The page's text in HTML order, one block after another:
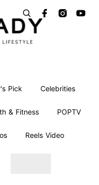
Pick Celebrities
& Fitness POPTV
Reels Video